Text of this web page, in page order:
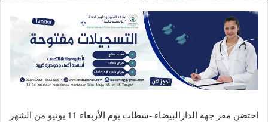
احتضن مقر جهة الدارالبيضاء -سطات يوم الأربعاء 11 يونيو من الشهر